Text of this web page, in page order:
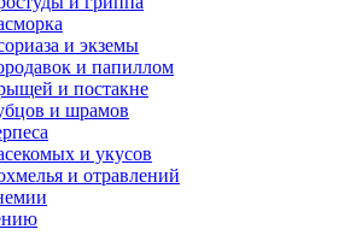
и экземы
и папиллом
и постакне
и шрамов
и укусов
и отравлений